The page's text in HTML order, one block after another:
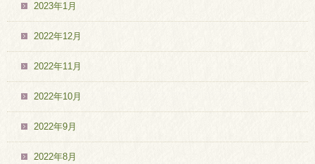
2023年1月
2022年12月
2022年11月
2022年10月
2022年9月
2022年8月